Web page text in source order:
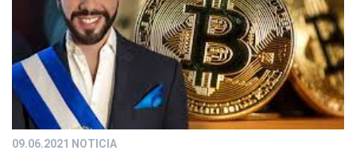
09.06.2021 NOTICIA